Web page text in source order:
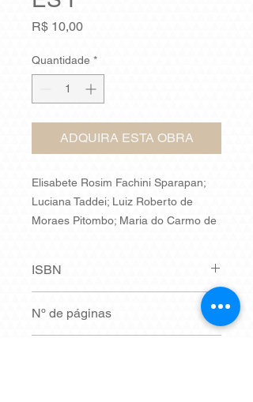
R$ 10,00Preço
Quantidade *
ADQUIRA ESTA OBRA
Elisabete Rosim Fachini Sparapan;
Luciana Taddei; Luiz Roberto de
Moraes Pitombo; Maria do Carmo de
1999
5ª edição
ISBN
Nº de páginas